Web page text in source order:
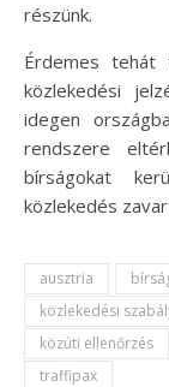
részünk.
Érdemes tehát
közlekedési
idegen
rendszere
bírságokat
közlekedés
ausztria
közlekedési
közúti ellenőrzés
traffipax